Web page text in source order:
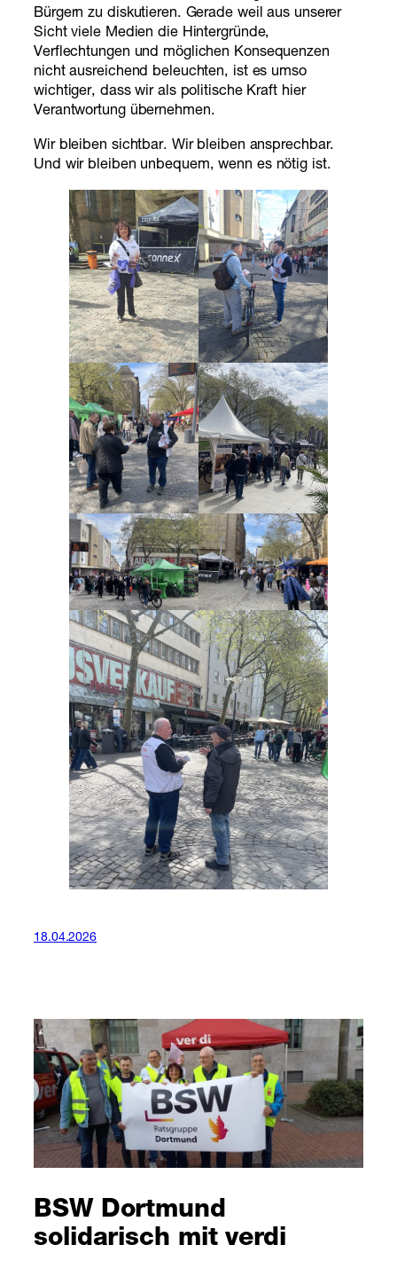
Bürgern zu diskutieren. Gerade weil aus unserer
Sicht viele Medien die Hintergründe,
Verflechtungen und möglichen Konsequenzen
nicht ausreichend beleuchten, ist es umso
wichtiger, dass wir als politische Kraft hier
Verantwortung übernehmen.
Wir bleiben sichtbar. Wir bleiben ansprechbar.
Und wir bleiben unbequem, wenn es nötig ist.
18.04.2026
BSW Dortmund
solidarisch mit verdi